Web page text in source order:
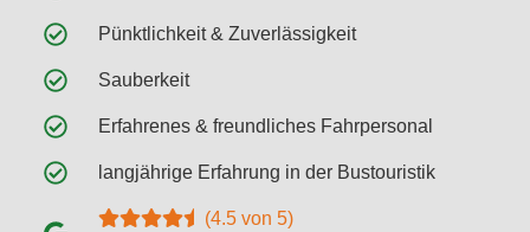
Pünktlichkeit & Zuverlässigkeit
Sauberkeit
Erfahrenes & freundliches Fahrpersonal
langjährige Erfahrung in der Bustouristik
(4.5 von 5)